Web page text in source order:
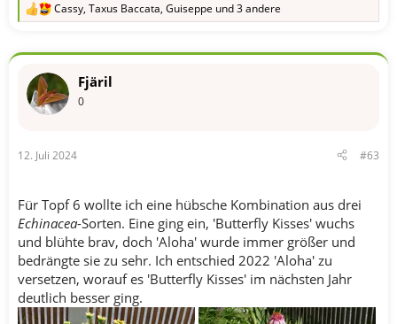
R
k
o
:
Cassy, Taxus Baccata, Guiseppe und 3 andere
Fjäril
0
12. Juli 2024 #63
Für Topf 6 wollte ich eine hübsche Kombination aus drei
Echinacea-Sorten. Eine ging ein, 'Butterfly Kisses' wuchs
und blühte brav, doch 'Aloha' wurde immer größer und
bedrängte sie zu sehr. Ich entschied 2022 'Aloha' zu
versetzen, worauf es 'Butterfly Kisses' im nächsten Jahr
deutlich besser ging.